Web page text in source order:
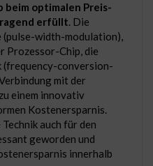
beim optimalen Preis-
erfüllt. Die
width-modulation),
Prozessor-Chip, die
(frequency-conversion-
mit der
einem innovativ
Kostenersparnis.
auch für den
geworden und
innerhalb